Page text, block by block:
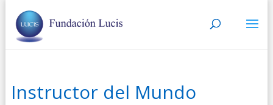
Instructor del Mundo